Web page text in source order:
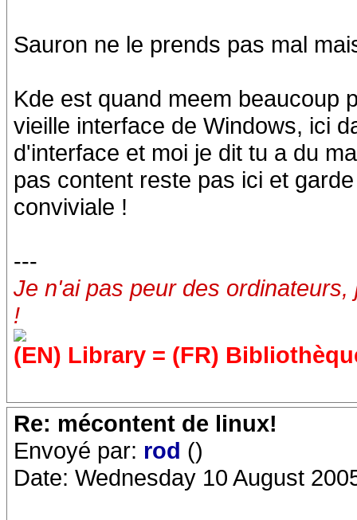
Sauron ne le prends pas mal
Kde est quand meem beaucoup
vieille interface de Windows, ici
d'interface et moi je dit tu a du
pas content reste pas ici et
conviviale !
---
Je n'ai pas peur des
!
(EN) Library = (FR)
Re: mécontent de linux!
Envoyé par: rod ()
Date: Wednesday 10 August